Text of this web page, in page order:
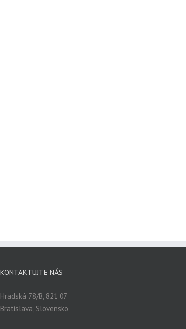
KONTAKTUJTE NÁS
Hradská 78/B, 821 07
Bratislava, Slovensko